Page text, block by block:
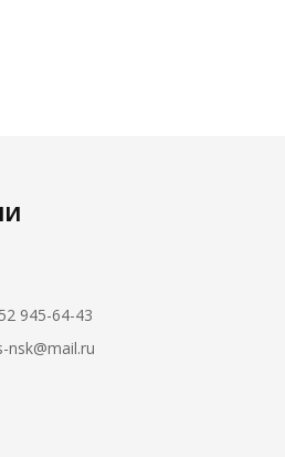
945-64-43
nsk@mail.ru